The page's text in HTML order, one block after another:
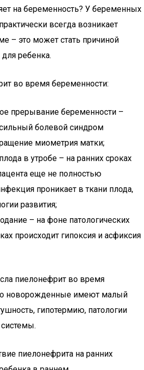
на беременность? У беременных
всегда возникает
– это может стать причиной
ребенка.
во время беременности:
прерывание беременности –
болевой синдром
миометрия матки;
в утробе – на ранних сроках
еще не полностью
проникает в ткани плода,
развития;
– на фоне патологических
происходит гипоксия и асфиксия
пиелонефрит во время
новорожденные имеют малый
гипотермию, патологии
пиелонефрита на ранних